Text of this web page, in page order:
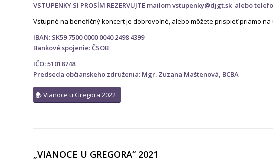
VSTUPENKY SI PROSÍM REZERVUJTE mailomvstupenky@djgt.sk alebo
Vstupné na benefičný koncert je dobrovoľné, alebo môžete prispieť priamo na
IBAN: SK59 7500 0000 0040 2498 4399
Bankové spojenie: ČSOB
IČO: 51018748
Predseda občianskeho združenia: Mgr. Zuzana Maštenová, BCBA
Vianoce u Gregora 2022
„VIANOCE U GREGORA“ 2021